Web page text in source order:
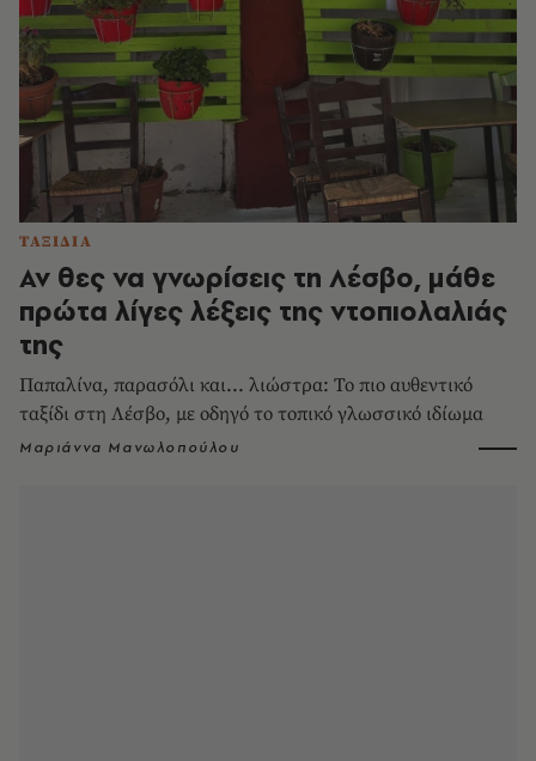
ΤΑΞΙΔΙΑ
Αν θες να γνωρίσεις τη Λέσβο, μάθε
πρώτα λίγες λέξεις της ντοπιολαλιάς
της
Παπαλίνα, παρασόλι και... λιώστρα: Το πιο αυθεντικό
ταξίδι στη Λέσβο, με οδηγό το τοπικό γλωσσικό ιδίωμα
Μαριάννα Μανωλοπούλου